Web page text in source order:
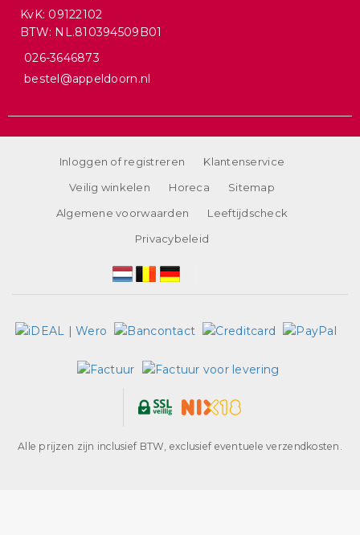
KvK: 09122102
BTW: NL.810394509B01
026-3646873
bestel@appeldoorn.nl
Inloggen of registreren
Klantenservice
Veilig winkelen
Horeca
Sitemap
Algemene voorwaarden
Leeftijdscheck
Privacybeleid
Alle prijzen zijn inclusief BTW, exclusief eventuele verzendkosten.